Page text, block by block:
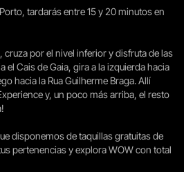
tardarás entre 15 y 20 minutos en
cruza por el nivel inferior y disfruta de las
el Cais de Gaia, gira a la izquierda hacia
hacia la Rua Guilherme Braga. Allí
y, un poco más arriba, el resto
disponemos de taquillas gratuitas de
pertenencias y explora WOW con total